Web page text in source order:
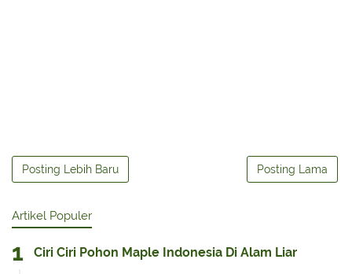
Posting Lebih Baru Posting Lama
Artikel Populer
Ciri Ciri Pohon Maple Indonesia Di Alam Liar